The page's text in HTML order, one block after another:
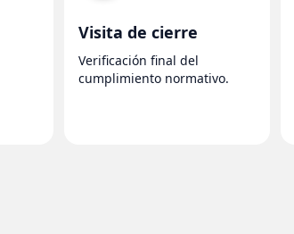
Visita de cierre
Verificación final del
cumplimiento normativo.